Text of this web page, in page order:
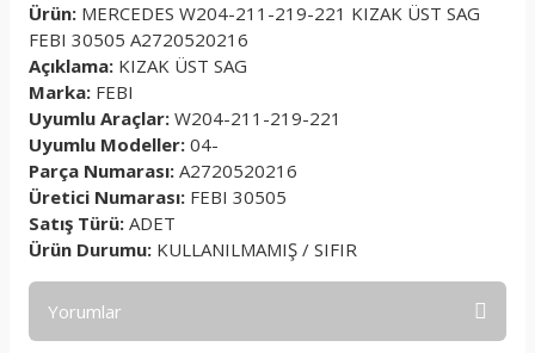
Ürün: MERCEDES W204-211-219-221 KIZAK ÜST SAG
FEBI 30505 A2720520216
Açıklama: KIZAK ÜST SAG
Marka: FEBI
Uyumlu Araçlar: W204-211-219-221
Uyumlu Modeller: 04-
Parça Numarası: A2720520216
Üretici Numarası: FEBI 30505
Satış Türü: ADET
Ürün Durumu: KULLANILMAMIŞ / SIFIR
Yorumlar